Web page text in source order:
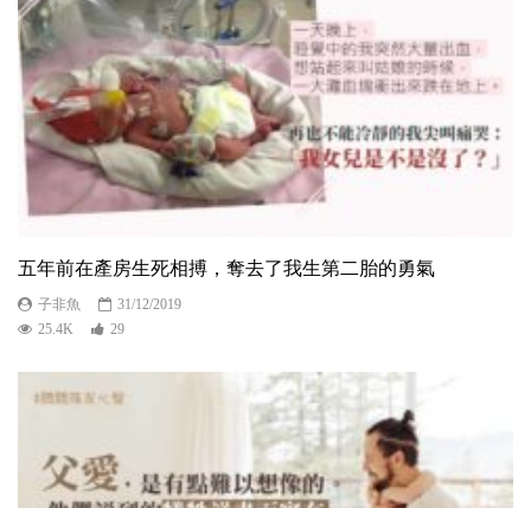
五年前在產房生死相搏，奪去了我生第二胎的勇氣
子非魚
31/12/2019
25.4K
29